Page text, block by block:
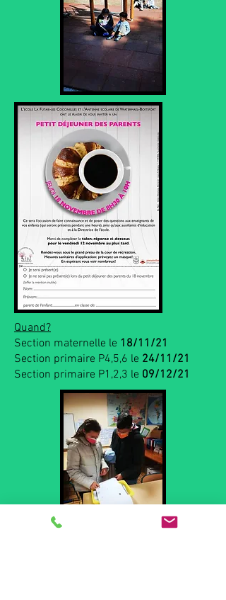
Quand?
Section maternelle le 18/11/21
Section primaire P4,5,6 le 24/11/21
Section primaire P1,2,3 le 09/12/21